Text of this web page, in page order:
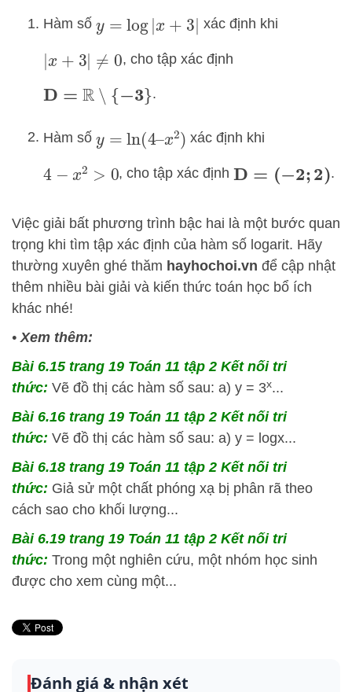
Hàm số y =log|x +3| xác định khi
x+3 |≠ 0 , cho tập xác định
D=R ∖{ − 3} .
Hàm số y =ln(4–x2) xác định khi
4 −x 2> 0 , cho tập xác địnhD=(− 2;2) .
Việc giải bất phương trình bậc hai là một bước quan
trọng khi tìm tập xác định của hàm số logarit. Hãy
thường xuyên ghé thăm hayhochoi.vn để cập nhật
thêm nhiều bài giải và kiến thức toán học bổ ích
khác nhé!
•Xem thêm:
Bài 6.15 trang 19 Toán 11 tập 2 Kết nối tri
thức: Vẽ đồ thị các hàm số sau: a) y = 3x...
Bài 6.16 trang 19 Toán 11 tập 2 Kết nối tri
thức: Vẽ đồ thị các hàm số sau: a) y = logx...
Bài 6.18 trang 19 Toán 11 tập 2 Kết nối tri
thức: Giả sử một chất phóng xạ bị phân rã theo
cách sao cho khối lượng...
Bài 6.19 trang 19 Toán 11 tập 2 Kết nối tri
thức: Trong một nghiên cứu, một nhóm học sinh
được cho xem cùng một...
Đánh giá & nhận xét